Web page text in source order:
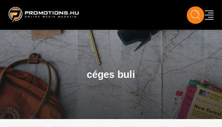
ZENE, FILM & KULT ÉLET TECH &
céges buli